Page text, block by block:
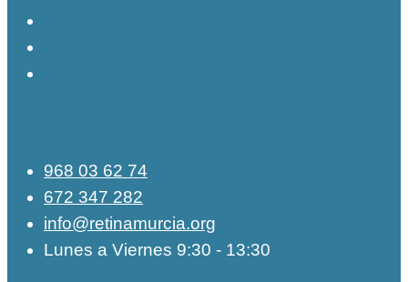
968 03 62 74
672 347 282
info@retinamurcia.org
Lunes a Viernes 9:30 - 13:30